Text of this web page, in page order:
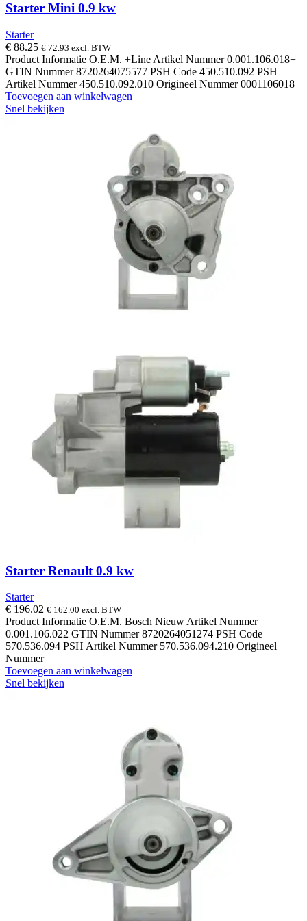
Starter Mini 0.9 kw
Starter
€ 88.25 € 72.93 excl. BTW
Product Informatie O.E.M. +Line Artikel Nummer 0.001.106.018+
GTIN Nummer 8720264075577 PSH Code 450.510.092 PSH
Artikel Nummer 450.510.092.010 Origineel Nummer 0001106018
Toevoegen aan winkelwagen
Snel bekijken
Starter Renault 0.9 kw
Starter
€ 196.02 € 162.00 excl. BTW
Product Informatie O.E.M. Bosch Nieuw Artikel Nummer
0.001.106.022 GTIN Nummer 8720264051274 PSH Code
570.536.094 PSH Artikel Nummer 570.536.094.210 Origineel
Nummer
Toevoegen aan winkelwagen
Snel bekijken